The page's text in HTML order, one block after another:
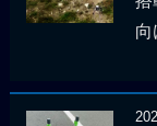
向